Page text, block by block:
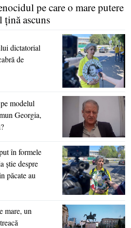
pe care o mare putere
ţină ascuns
dictatorial
de
modelul
Georgia,
în formele
ştie despre
păcate au
mare, un